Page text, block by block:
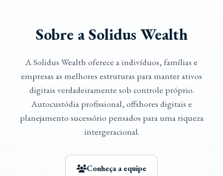
Sobre a Solidus Wealth
A Solidus Wealth oferece a indivíduos, famílias e
empresas as melhores estruturas para manter ativos
digitais verdadeiramente sob controle próprio.
Autocustódia profissional, offshores digitais e
planejamento sucessório pensados para uma riqueza
intergeracional.
Conheça a equipe